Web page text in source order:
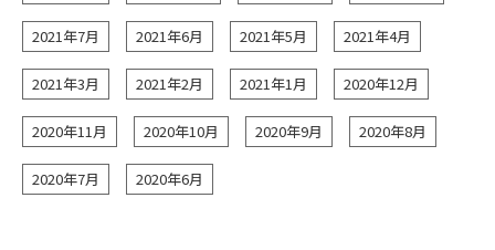
2021年7月 2021年6月 2021年5月 2021年4月
2021年3月 2021年2月 2021年1月 2020年12月
2020年11月 2020年10月 2020年9月 2020年8月
2020年7月 2020年6月